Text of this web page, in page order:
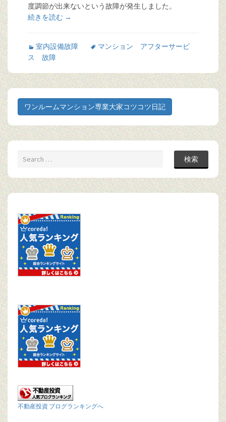
度調節が出来ないという故障が発生しました。
続きを読む →
室内設備故障
マンション アフターサービ
ス 故障
ワンルームマンション専業大家コツコツ日記
検索
不動産投資 ブログランキングへ